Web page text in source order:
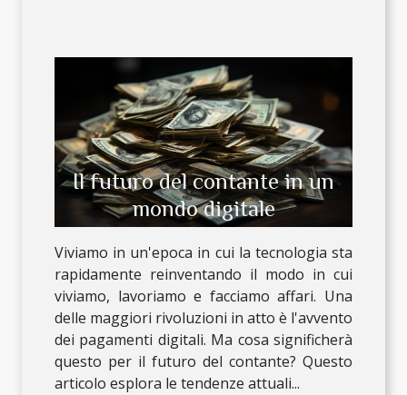
Il futuro del contante in un
mondo digitale
Viviamo in un'epoca in cui la tecnologia sta
rapidamente reinventando il modo in cui
viviamo, lavoriamo e facciamo affari. Una
delle maggiori rivoluzioni in atto è l'avvento
dei pagamenti digitali. Ma cosa significherà
questo per il futuro del contante? Questo
articolo esplora le tendenze attuali...